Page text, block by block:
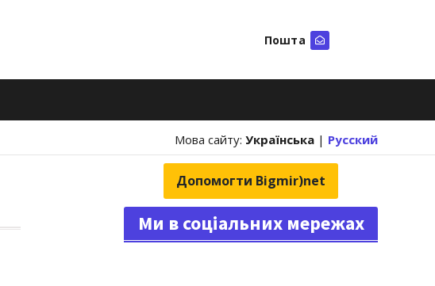
Пошта
Мова сайту: Українська | Русский
Допомогти Bigmir)net
Ми в соціальних мережах